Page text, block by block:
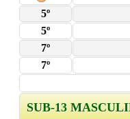
5º
5º
7º
7º
SUB-13